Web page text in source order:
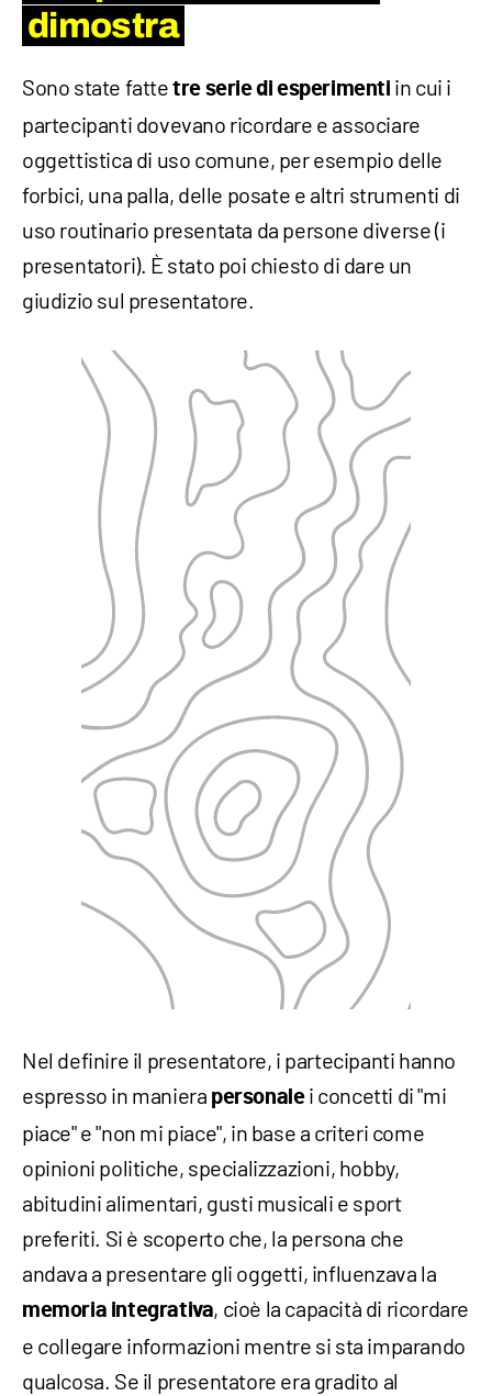
dimostra
Sono state fatte tre serie di esperimenti in cui i
partecipanti dovevano ricordare e associare
oggettistica di uso comune, per esempio delle
forbici, una palla, delle posate e altri strumenti di
uso routinario presentata da persone diverse (i
presentatori). È stato poi chiesto di dare un
giudizio sul presentatore.
Nel definire il presentatore, i partecipanti hanno
espresso in maniera personalei concetti di "mi
piace" e "non mi piace", in base a criteri come
opinioni politiche, specializzazioni, hobby,
abitudini alimentari, gusti musicali e sport
preferiti. Si è scoperto che, la persona che
andava a presentare gli oggetti, influenzava la
memoria integrativa, cioè la capacità di ricordare
e collegare informazioni mentre si sta imparando
qualcosa. Se il presentatore era gradito al